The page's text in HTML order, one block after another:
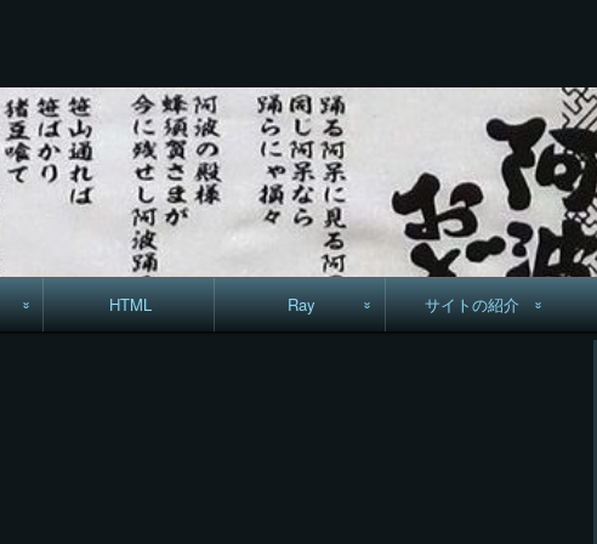
ン
ツ
へ
ス
キ
ッ
プ
HTML Ray サイトの紹介